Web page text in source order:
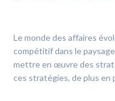
Le monde des affaires
compétitif dans le
mettre en œuvre des
ces stratégies, de plus en